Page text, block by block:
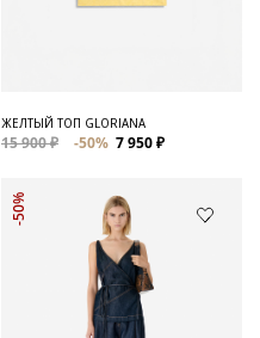
ЖЕЛТЫЙ ТОП GLORIANA
15 900 ₽ -50% 7 950 ₽
-50%